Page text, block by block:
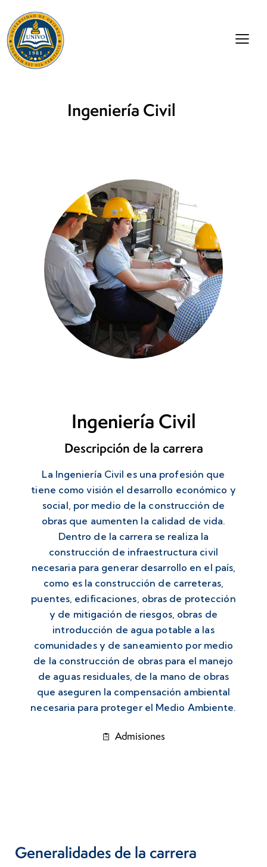
Ingeniería Civil
Ingeniería Civil
Descripción de la carrera
La Ingeniería Civil es una profesión que
tiene como visión el desarrollo económico y
social, por medio de la construcción de
obras que aumenten la calidad de vida.
Dentro de la carrera se realiza la
construcción de infraestructura civil
necesaria para generar desarrollo en el país,
como es la construcción de carreteras,
puentes, edificaciones, obras de protección
y de mitigación de riesgos, obras de
introducción de agua potable a las
comunidades y de saneamiento por medio
de la construcción de obras para el manejo
de aguas residuales, de la mano de obras
que aseguren la compensación ambiental
necesaria para proteger el Medio Ambiente.
Admisiones
Generalidades de la carrera